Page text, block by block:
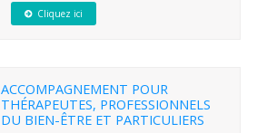
Cliquez ici
ACCOMPAGNEMENT POUR
THÉRAPEUTES, PROFESSIONNELS
DU BIEN-ÊTRE ET PARTICULIERS